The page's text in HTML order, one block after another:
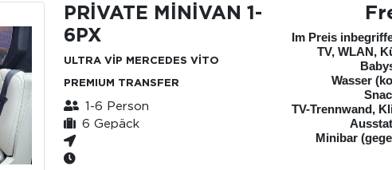
PRİVATE MİNİVAN 1-
6PX
ULTRA VİP MERCEDES VİTO
PREMIUM TRANSFER
1-6 Person
6 Gepäck
Im Preis
TV, WLAN,
Wasser
TV-Trennwand,
Minibar